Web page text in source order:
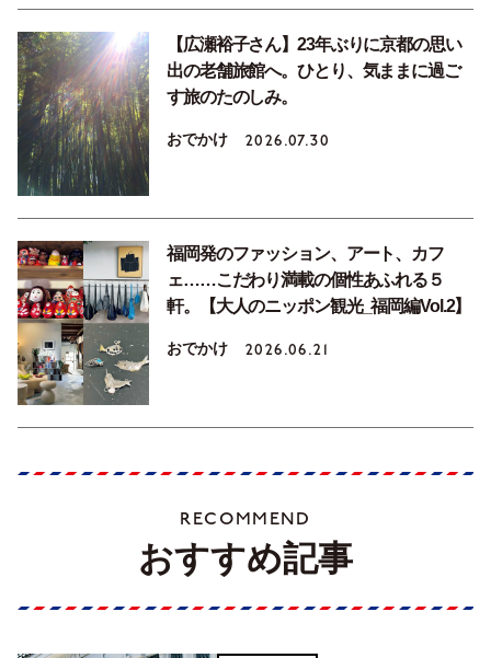
【広瀬裕子さん】23年ぶりに京都の思い
出の老舗旅館へ。ひとり、気ままに過ご
す旅のたのしみ。
おでかけ 2026.07.30
福岡発のファッション、アート、カフ
ェ……こだわり満載の個性あふれる５
軒。【大人のニッポン観光_福岡編Vol.2】
おでかけ 2026.06.21
RECOMMEND
おすすめ記事